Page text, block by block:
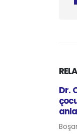
OKS,